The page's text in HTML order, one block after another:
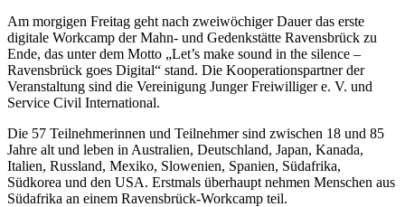
Am morgigen Freitag geht nach zweiwöchiger Dauer das erste
digitale Workcamp der Mahn- und Gedenkstätte Ravensbrück zu
Ende, das unter dem Motto „Let’s make sound in the silence –
Ravensbrück goes Digital“ stand. Die Kooperationspartner der
Veranstaltung sind die Vereinigung Junger Freiwilliger e. V. und
Service Civil International.
Die 57 Teilnehmerinnen und Teilnehmer sind zwischen 18 und 85
Jahre alt und leben in Australien, Deutschland, Japan, Kanada,
Italien, Russland, Mexiko, Slowenien, Spanien, Südafrika,
Südkorea und den USA. Erstmals überhaupt nehmen Menschen aus
Südafrika an einem Ravensbrück-Workcamp teil.